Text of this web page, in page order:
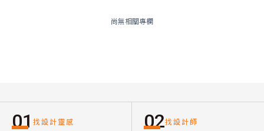
尚無相關專欄
01 找設計靈感 02找設計師